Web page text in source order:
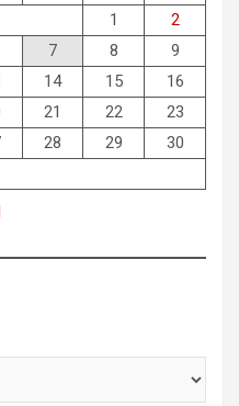
1
2
7 8
9
14 15
16
21 22
23
28 29
30